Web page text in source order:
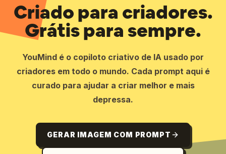
Criado para criadores.
Grátis para sempre.
YouMind é o copiloto criativo de IA usado por
criadores em todo o mundo. Cada prompt aqui é
curado para ajudar a criar melhor e mais
depressa.
GERAR IMAGEM COM PROMPT